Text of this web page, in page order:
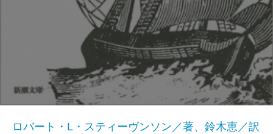
ロバート・L・スティーヴンソン／著、鈴木恵／訳